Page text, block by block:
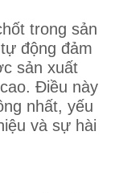
trong sản
động đảm
sản xuất
Điều này
nhất, yếu
và sự hài